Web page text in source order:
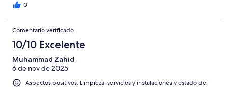
0
Comentario verificado
10/10 Excelente
Muhammad Zahid
6 de nov de 2025
Aspectos positivos: Limpieza, servicios y instalaciones y estado del